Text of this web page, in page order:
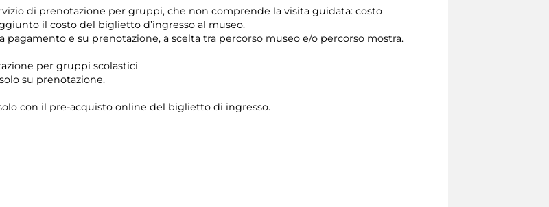
di prenotazione per gruppi, che non comprende la visita guidata: costo
il costo del biglietto d’ingresso al museo.
e su prenotazione, a scelta tra percorso museo e/o percorso mostra.
per gruppi scolastici
su prenotazione.
con il pre-acquisto online del biglietto di ingresso.